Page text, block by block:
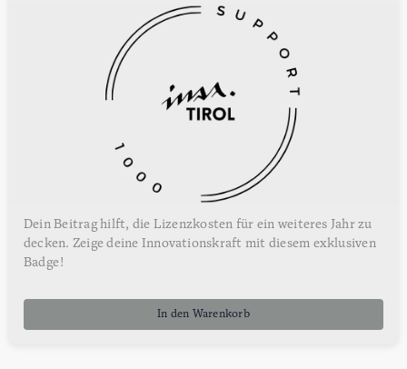
Dein Beitrag hilft, die Lizenzkosten für ein weiteres Jahr zu
decken. Zeige deine Innovationskraft mit diesem exklusiven
Badge!
In den Warenkorb